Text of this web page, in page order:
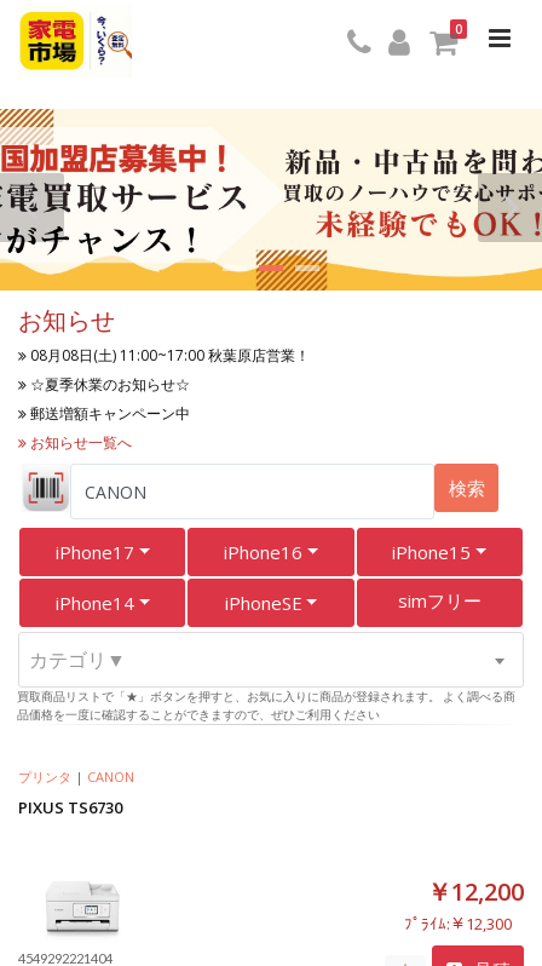
0
お知らせ
08月08日(土) 11:00~17:00 秋葉原店営業！
☆夏季休業のお知らせ☆
郵送増額キャンペーン中
お知らせ一覧へ
検索
iPhone17 iPhone16 iPhone15
iPhone14 iPhoneSE simフリー
カテゴリ▼
買取商品リストで「★」ボタンを押すと、お気に入りに商品が登録されます。 よく調べる商
品価格を一度に確認することができますので、ぜひご利用ください
プリンタ | CANON
PIXUS TS6730
4549292221404
￥12,200
ﾌﾟﾗｲﾑ:￥12,300